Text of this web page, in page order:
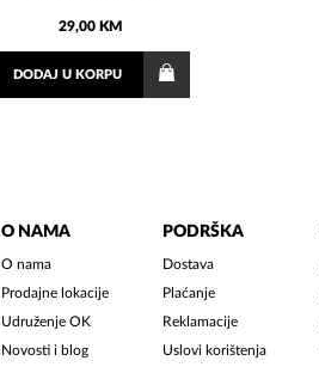
29,00 KM
DODAJU KORPU
O NAMA
O nama
Prodajne lokacije
Udruženje OK
Novosti i blog
PODRŠKA
Dostava
Plaćanje
Reklamacije
Uslovi korištenja